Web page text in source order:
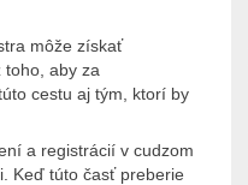
môže získať
aby za
cestu aj tým, ktorí by
a registrácií v cudzom
Keď túto časť preberie